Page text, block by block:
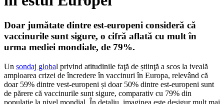
Doar jumătate dintre est-europeni consideră că
vaccinurile sunt sigure, o cifră aflată cu mult în
urma mediei mondiale, de 79%.
Un sondaj global privind atitudinile faţă de știinţă a scos la iveală
amploarea crizei de încredere în vaccinuri în Europa, relevând că
doar 59% dintre vest-europeni și doar 50% dintre est-europeni sunt
de părere că vaccinurile sunt sigure, comparativ cu 79% din
populaţie la nivel mondial. În detaliu, imaginea este desigur mult mai